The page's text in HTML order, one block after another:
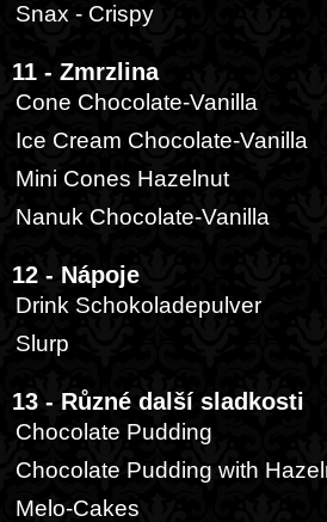
Snax - Crispy
11 - Zmrzlina
Cone Chocolate-Vanilla
Ice Cream Chocolate-Vanilla
Mini Cones Hazelnut
Nanuk Chocolate-Vanilla
12 - Nápoje
Drink Schokoladepulver
Slurp
13 - Různé další sladkosti
Chocolate Pudding
Chocolate Pudding with
Melo-Cakes